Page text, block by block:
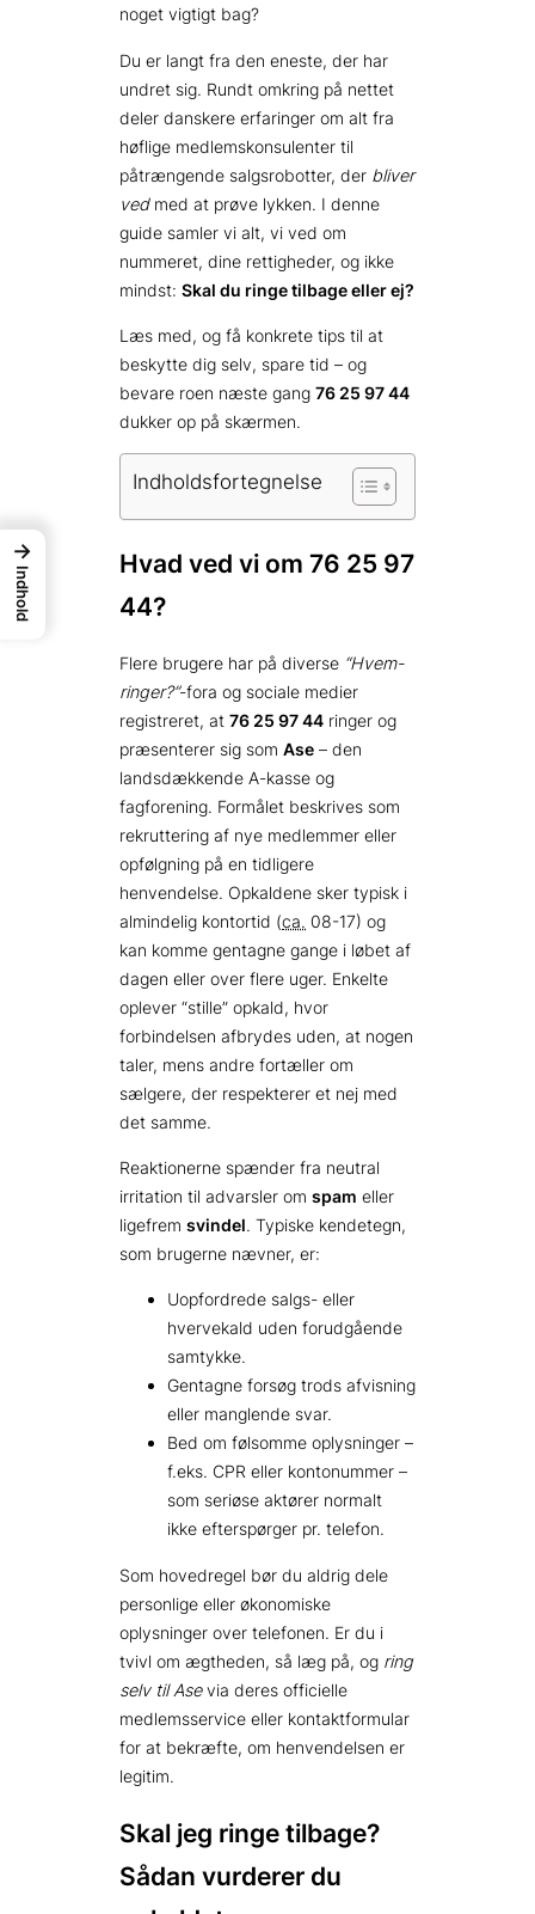
noget vigtigt bag?
Du er langt fra den eneste, der har
undret sig. Rundt omkring på nettet
deler danskere erfaringer om alt fra
høflige medlemskonsulenter til
påtrængende salgsrobotter, der bliver
vedmed at prøve lykken. I denne
guide samler vi alt, vi ved om
nummeret, dine rettigheder, og ikke
mindst: Skal du ringe tilbage eller ej?
Læs med, og få konkrete tips til at
beskytte dig selv, spare tid – og
bevare roen næste gang 76 25 97 44
dukker op på skærmen.
Indholdsfortegnelse
Hvad ved vi om 76 25 97
44?
Flere brugere har på diverse “Hvem-
ringer?”-fora og sociale medier
registreret, at 76 25 97 44 ringer og
præsenterer sig som Ase – den
landsdækkende A-kasse og
fagforening. Formålet beskrives som
rekruttering af nye medlemmer eller
opfølgning på en tidligere
henvendelse. Opkaldene sker typisk i
almindelig kontortid (ca. 08-17) og
kan komme gentagne gange i løbet af
dagen eller over flere uger. Enkelte
oplever “stille” opkald, hvor
forbindelsen afbrydes uden, at nogen
taler, mens andre fortæller om
sælgere, der respekterer et nej med
det samme.
Reaktionerne spænder fra neutral
irritation til advarsler om spam eller
ligefrem svindel. Typiske kendetegn,
som brugerne nævner, er:
Uopfordrede salgs- eller
hvervekald uden forudgående
samtykke.
Gentagne forsøg trods afvisning
eller manglende svar.
Bed om følsomme oplysninger –
f.eks. CPR eller kontonummer –
som seriøse aktører normalt
ikke efterspørger pr. telefon.
Som hovedregel bør du aldrig dele
personlige eller økonomiske
oplysninger over telefonen. Er du i
tvivl om ægtheden, så læg på, og ring
selv til Asevia deres officielle
medlemsservice eller kontaktformular
for at bekræfte, om henvendelsen er
legitim.
Skal jeg ringe tilbage?
Sådan vurderer du
→
Indhold